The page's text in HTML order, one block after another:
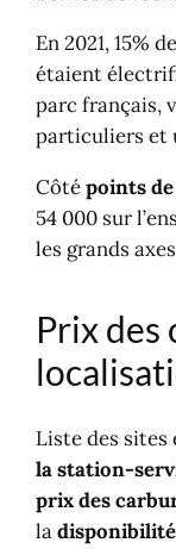
étaient
parc français,
particuliers et
54 000 sur
les grands
la station-
prix des
la
l’essence ou